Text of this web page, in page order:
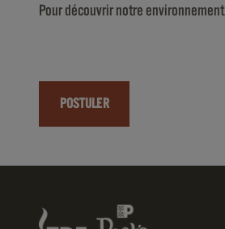
Pour découvrir notre
POSTULER